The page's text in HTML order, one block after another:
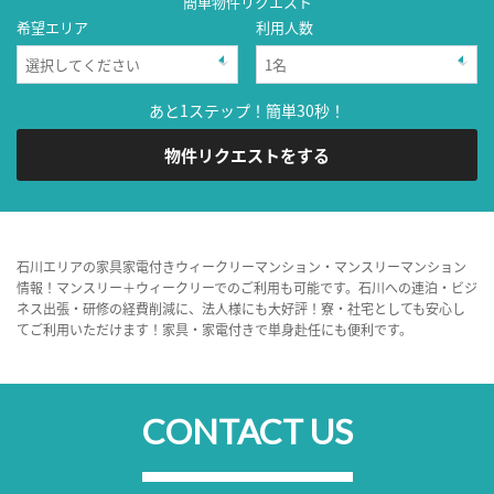
希望エリア
利用人数
あと1ステップ！簡単30秒！
物件リクエストをする
石川エリアの家具家電付きウィークリーマンション・マンスリーマンション
情報！マンスリー＋ウィークリーでのご利用も可能です。石川への連泊・ビジ
ネス出張・研修の経費削減に、法人様にも大好評！寮・社宅としても安心し
てご利用いただけます！家具・家電付きで単身赴任にも便利です。
CONTACT US